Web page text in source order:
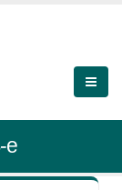
e